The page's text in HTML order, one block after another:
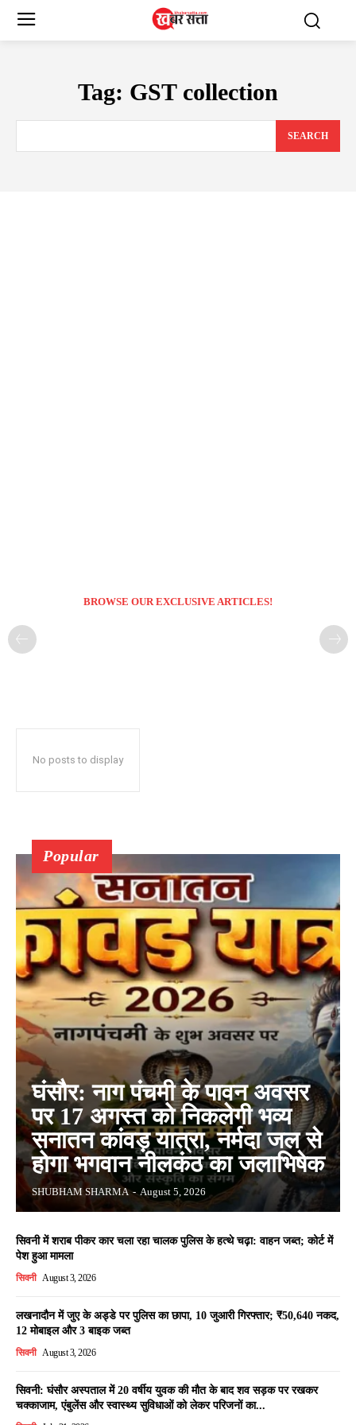
Tag: GST collection
SEARCH
BROWSE OUR EXCLUSIVE ARTICLES!
No posts to display
Popular
घंसौर: नाग पंचमी के पावन अवसर
पर 17 अगस्त को निकलेगी भव्य
सनातन कांवड़ यात्रा, नर्मदा जल से
होगा भगवान नीलकंठ का जलाभिषेक
SHUBHAM SHARMA - August 5, 2026
सिवनी में शराब पीकर कार चला रहा चालक पुलिस के हत्थे चढ़ा: वाहन जब्त; कोर्ट में
पेश हुआ मामला
सिवनी August 3, 2026
लखनादौन में जुए के अड्डे पर पुलिस का छापा, 10 जुआरी गिरफ्तार; ₹50,640 नकद,
12 मोबाइल और 3 बाइक जब्त
सिवनी August 3, 2026
सिवनी: घंसौर अस्पताल में 20 वर्षीय युवक की मौत के बाद शव सड़क पर रखकर
चक्काजाम, एंबुलेंस और स्वास्थ्य सुविधाओं को लेकर परिजनों का...